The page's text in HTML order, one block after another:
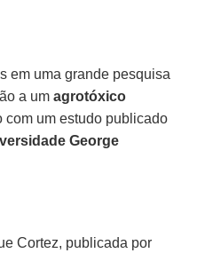
em uma grande pesquisa
a umagrotóxico
com um estudo publicado
George
Cortez, publicada por